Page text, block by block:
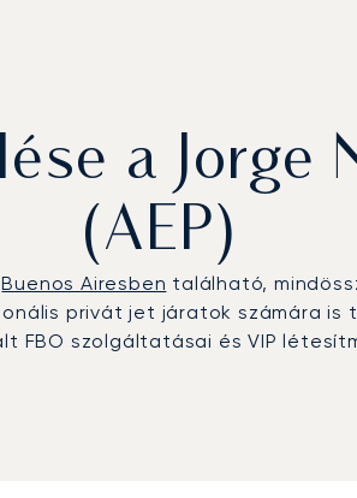
a Jorge
(AEP)
Buenos Airesben található,
privát jet járatok számára
FBO szolgáltatásai és VIP